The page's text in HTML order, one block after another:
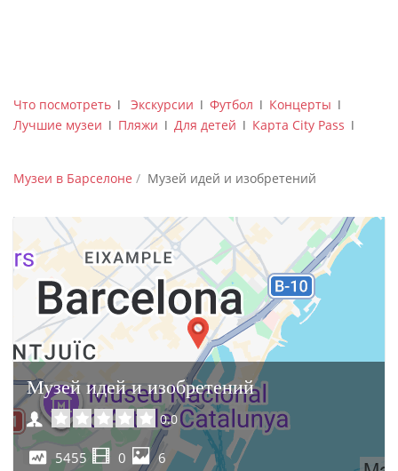
Что посмотреть ǀ Экскурсии ǀ Футбол ǀ Концерты ǀ
Лучшие музеи ǀ Пляжи ǀ Для детей ǀ Карта City Pass ǀ
Музеи в Барселоне Музей идей и изобретений
Музей идей и изобретений
0.0
5455 0 6